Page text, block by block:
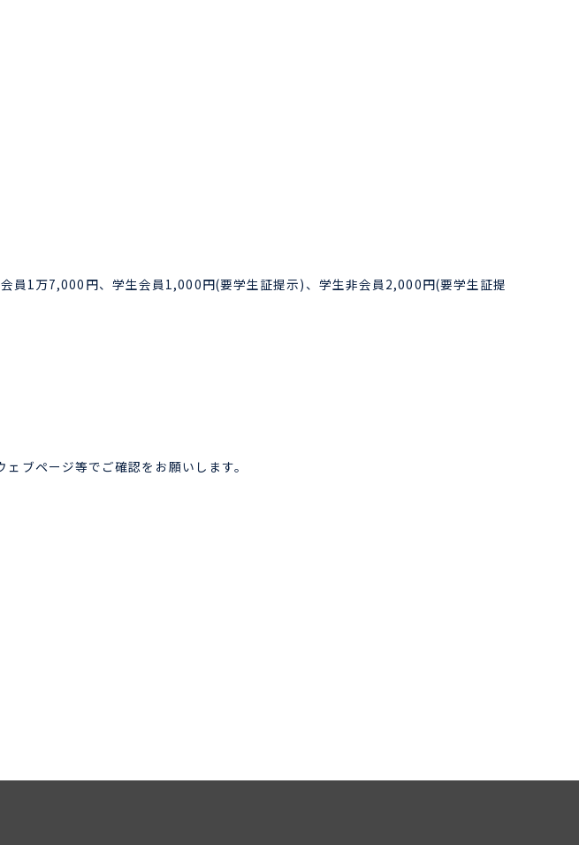
1万7,000円、学生会員1,000円(要学生証提示)、学生非会員2,000円(要学生証提
ブページ等でご確認をお願いします。